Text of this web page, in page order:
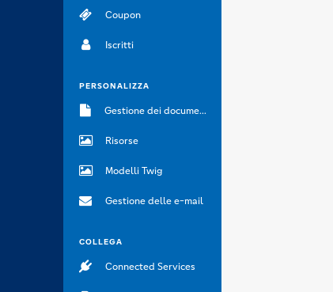
Coupon
Iscritti
PERSONALIZZA
Gestione dei documenti
Risorse
Modelli Twig
Gestione delle e-mail
COLLEGA
Connected Services